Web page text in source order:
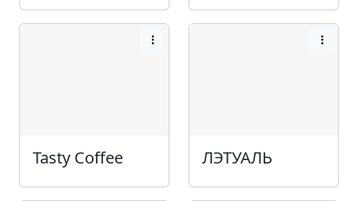
Tasty Coffee ЛЭТУАЛЬ